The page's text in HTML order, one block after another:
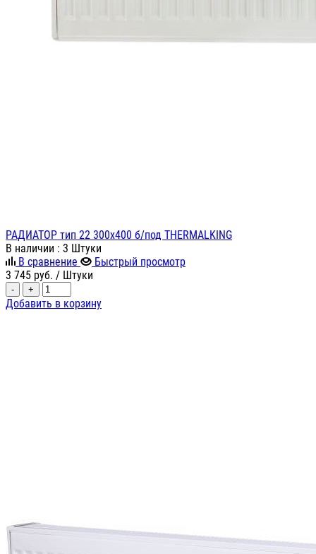
РАДИАТОР тип 22 300х400 б/под THERMALKING
В наличии : 3 Штуки
В сравнение
Быстрый просмотр
3 745 руб. / Штуки
- +
Добавить в корзину